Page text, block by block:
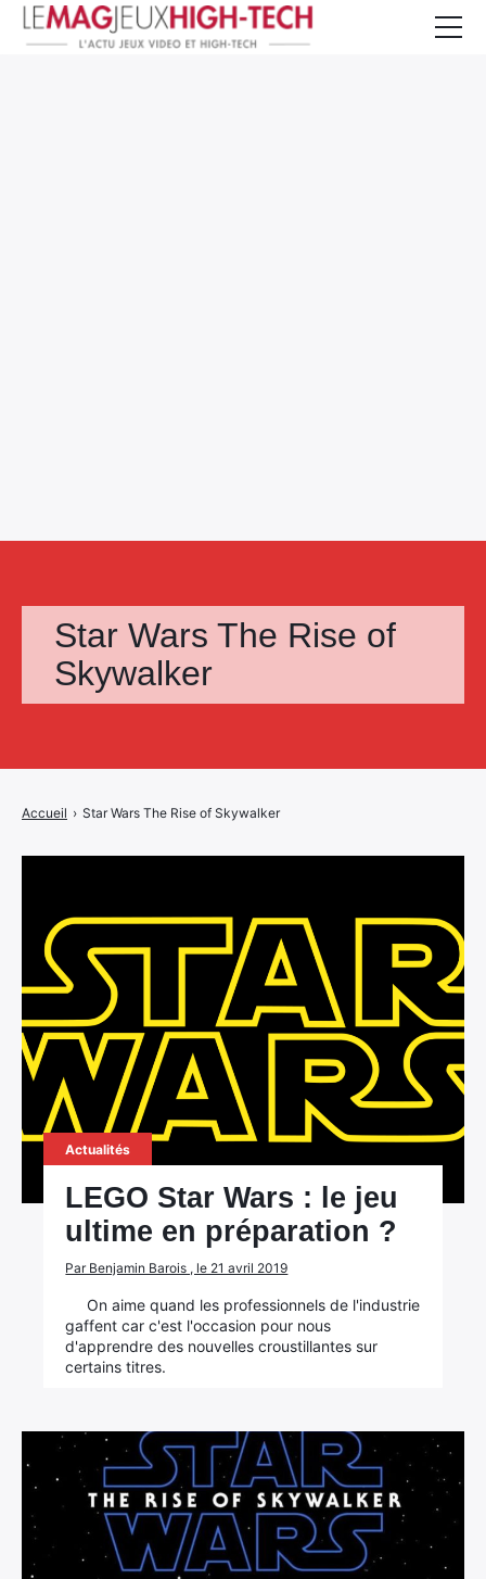
Star Wars The Rise of
Skywalker
Accueil › Star Wars The Rise of Skywalker
Actualités
LEGO Star Wars : le jeu
ultime en préparation ?
Par Benjamin Barois , le 21 avril 2019
On aime quand les professionnels de l'industrie
gaffent car c'est l'occasion pour nous
d'apprendre des nouvelles croustillantes sur
certains titres.